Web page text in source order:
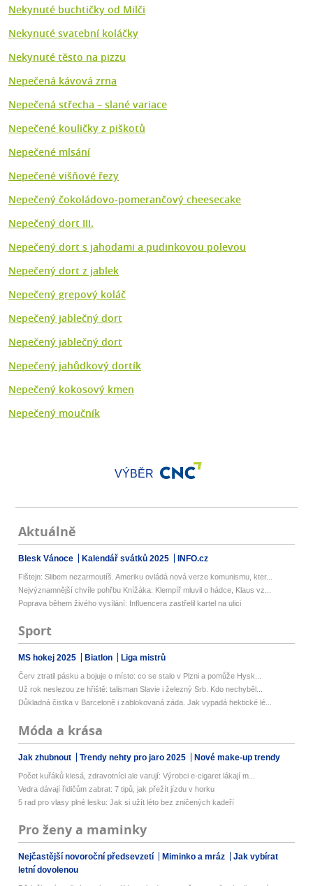
Nekynuté buchtičky od Milči
Nekynuté svatební koláčky
Nekynuté těsto na pizzu
Nepečená kávová zrna
Nepečená střecha – slané variace
Nepečené kouličky z piškotů
Nepečené mlsání
Nepečené višňové řezy
Nepečený čokoládovo-pomerančový cheesecake
Nepečený dort III.
Nepečený dort s jahodami a pudinkovou polevou
Nepečený dort z jablek
Nepečený grepový koláč
Nepečený jablečný dort
Nepečený jablečný dort
Nepečený jahůdkový dortík
Nepečený kokosový kmen
Nepečený moučník
VÝBĚR
Aktuálně
Blesk Vánoce Kalendář svátků 2025 INFO.cz
Fištejn: Slibem nezarmoutíš. Ameriku ovládá nová verze komunismu, kter...
Nejvýznamnější chvíle pohřbu Knížáka: Klempíř mluvil o hádce, Klaus vz...
Poprava během živého vysílání: Influencera zastřelil kartel na ulici
Sport
MS hokej 2025 Biatlon Liga mistrů
Červ ztratil pásku a bojuje o místo: co se stalo v Plzni a pomůže Hysk...
Už rok neslezou ze hřiště: talisman Slavie i železný Srb. Kdo nechyběl...
Důkladná čistka v Barceloně i zablokovaná záda. Jak vypadá hektické lé...
Móda a krása
Jak zhubnout Trendy nehty pro jaro 2025 Nové make-up trendy
Počet kuřáků klesá, zdravotníci ale varují: Výrobci e-cigaret lákají m...
Vedra dávají řidičům zabrat: 7 tipů, jak přežít jízdu v horku
5 rad pro vlasy plné lesku: Jak si užít léto bez zničených kadeří
Pro ženy a maminky
Nejčastější novoroční předsevzetí Miminko a mráz
Jak vybírat
letní dovolenou